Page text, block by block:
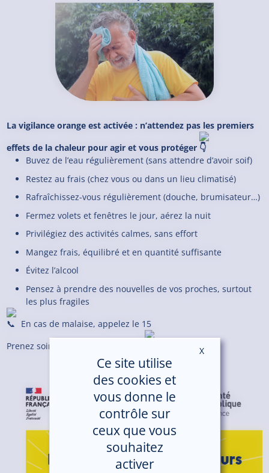
La vigilance orange est activée : n’attendez pas les premiers
effets de la chaleur pour agir et vous protéger
Buvez de l’eau régulièrement (sans attendre d’avoir soif)
Restez au frais (chez vous ou dans un lieu climatisé)
Rafraîchissez-vous régulièrement (douche, brumisateur…)
Fermez volets et fenêtres le jour, aérez la nuit
Privilégiez des activités calmes, sans effort
Mangez frais, équilibré et en quantité suffisante
Évitez l’alcool
Pensez à prendre des nouvelles de vos proches, surtout
les plus fragiles
En cas de malaise, appelez le 15
Prenez soin de vous et des autres
Ce site utilise
des cookies et
vous donne le
contrôle sur
ceux que vous
souhaitez
activer
XMasquer le